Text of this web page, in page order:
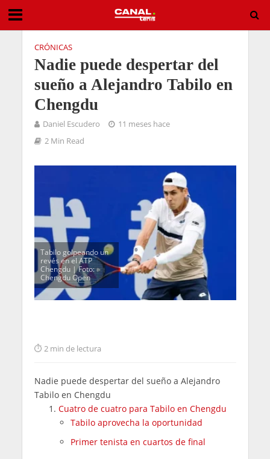
CRÓNICAS
Nadie puede despertar del
sueño a Alejandro Tabilo en
Chengdu
Daniel Escudero
11 meses hace
2 Min Read
Tabilo golpeando un
revés en el ATP
Chengdu | Foto:
Chengdu Open
2 min de lectura
Nadie puede despertar del sueño a Alejandro
Tabilo en Chengdu
Cuatro de cuatro para Tabilo en Chengdu
Tabilo aprovecha la oportunidad
Primer tenista en cuartos de final